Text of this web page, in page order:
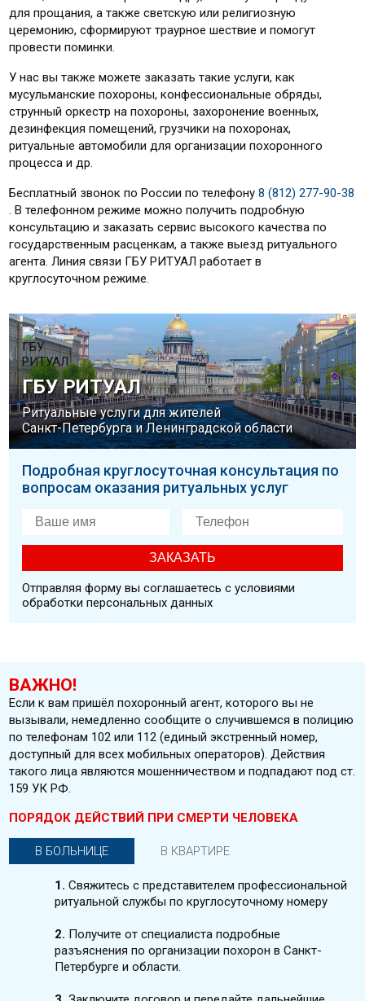
для прощания, а также светскую или религиозную
церемонию, сформируют траурное шествие и помогут
провести поминки.
У нас вы также можете заказать такие услуги, как
мусульманские похороны, конфессиональные обряды,
струнный оркестр на похороны, захоронение военных,
дезинфекция помещений, грузчики на похоронах,
ритуальные автомобили для организации похоронного
процесса и др.
Бесплатный звонок по России по телефону8 (812) 277-90-38
. В телефонном режиме можно получить подробную
консультацию и заказать сервис высокого качества по
государственным расценкам, а также выезд ритуального
агента. Линия связи ГБУ РИТУАЛ работает в
круглосуточном режиме.
ГБУ РИТУАЛ
Ритуальные услуги для жителей
Санкт-Петербурга и Ленинградской области
Подробная круглосуточная консультация по
вопросам оказания ритуальных услуг
Отправляя форму вы соглашаетесь с условиями
обработки персональных данных
ВАЖНО!
Если к вам пришёл похоронный агент, которого вы не
вызывали, немедленно сообщите о случившемся в полицию
по телефонам 102 или 112 (единый экстренный номер,
доступный для всех мобильных операторов). Действия
такого лица являются мошенничеством и подпадают под ст.
159 УК РФ.
ПОРЯДОК ДЕЙСТВИЙ ПРИ СМЕРТИ ЧЕЛОВЕКА
В БОЛЬНИЦЕ В КВАРТИРЕ
1. Свяжитесь с представителем профессиональной
ритуальной службы по круглосуточному номеру
2. Получите от специалиста подробные
разъяснения по организации похорон в Санкт-
Петербурге и области.